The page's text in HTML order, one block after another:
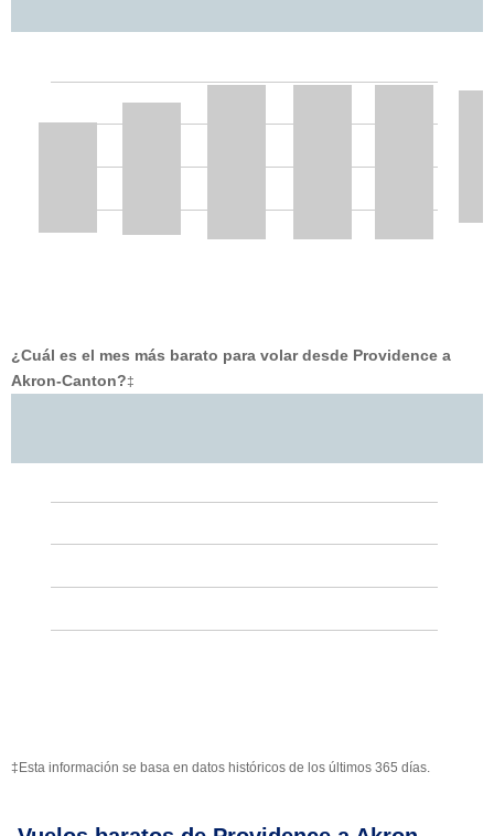
¿Cuál es el mes más barato para volar desde Providence a
Akron-Canton?‡
‡Esta información se basa en datos históricos de los últimos 365 días.